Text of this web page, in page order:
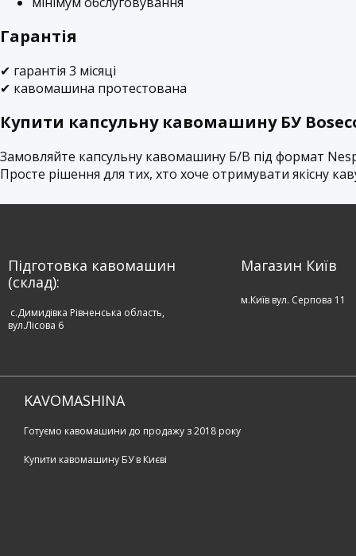
Гарантія
✔ гарантія 3 місяці
✔ кавомашина протестована
Купити капсульну кавомашину БУ
Замовляйте капсульну кавомашину Б/В під формат
Просте рішення для тих, хто хоче отримувати якісну
Підготовка кавомашин
(склад):
c.Димидівка Рівненська область,
вул.Лісова 6
Магазин Київ
м.Київ вул. Серпова 11
KAVOMASHINA
Готуємо кавомашини до продажу з 2018 року
Купити кавомашину БУ в Києві